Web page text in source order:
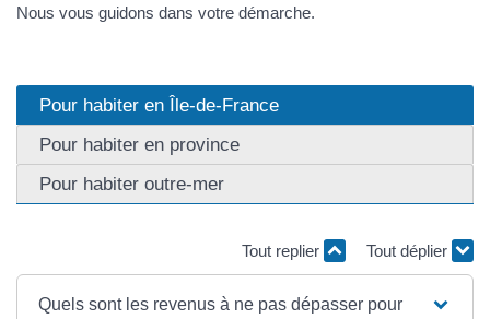
Nous vous guidons dans votre démarche.
Pour habiter en Île-de-France
Pour habiter en province
Pour habiter outre-mer
Tout replier Tout déplier
Quels sont les revenus à ne pas dépasser pour